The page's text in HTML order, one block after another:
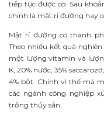
tiếp tục được cô. Sau
chính là mật rỉ đường hay
Mật rỉ đường có thành
Theo nhiều kết quả
một lượng vitamin và
K, 20% nước, 35%
4% bột. Chính vì thế mà
các ngành công nghiệp
trồng thủy sản.